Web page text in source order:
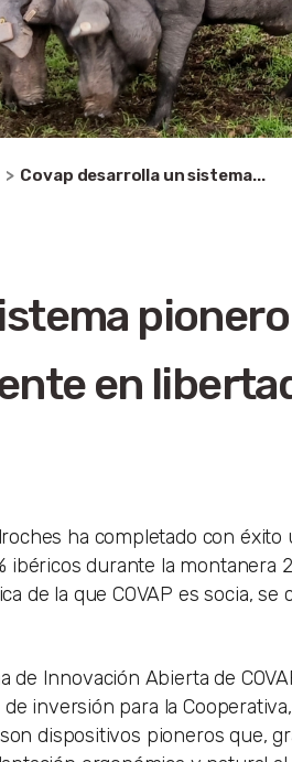
Covap desarrolla un sistema...
en
ha completado con
durante la montanera
de la que COVAP es socia,
Innovación Abierta de
inversión para la
dispositivos pioneros que,